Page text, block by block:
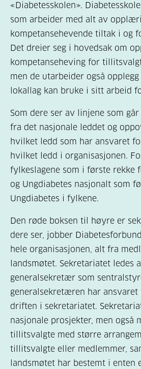
«Diabetesskolen».
som arbeider med alt av
kompetansehevende tiltak i og
Det dreier seg i hovedsak om
kompetanseheving for
men de utarbeider også
lokallag kan bruke i sitt arbeid
Som dere ser av linjene som
fra det nasjonale leddet og
hvilket ledd som har ansvaret
hvilket ledd i organisasjonen.
fylkeslagene som i første rekke
og Ungdiabetes nasjonalt som
Ungdiabetes i fylkene.
Den røde boksen til høyre er
dere ser, jobber
hele organisasjonen, alt fra
landsmøtet. Sekretariatet ledes
generalsekretær som
generalsekretæren har ansvaret
driften i sekretariatet.
nasjonale prosjekter, men også
tillitsvalgte med større
tillitsvalgte eller medlemmer,
landsmøtet har bestemt i enten